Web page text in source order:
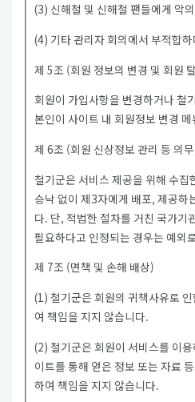
(3) 신해철 및 신해철 팬들에게 악
(4) 기타 관리자 회의에서 부적합
제 5조 (회원 정보의 변경 및 회원
회원이 가입사항을 변경하거나 철
본인이 사이트 내 회원정보 변경
제 6조 (회원 신상정보 관리 등 의
철기군은 서비스 제공을 위해 수집
승낙 없이 제3자에게 배포, 제공하
다. 단, 적법한 절차를 거친 국가기
필요하다고 인정되는 경우는 예외
제 7조 (면책 및 손해 배상)
(1) 철기군은 회원의 귀책사유로
여 책임을 지지 않습니다.
(2) 철기군은 회원이 서비스를 이
이트를 통해 얻은 정보 또는 자료
하여 책임을 지지 않습니다.